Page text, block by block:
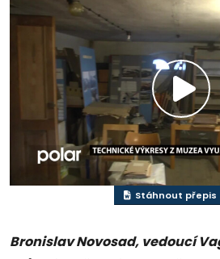
Stáhnout přepis
Bronislav Novosad, vedoucí